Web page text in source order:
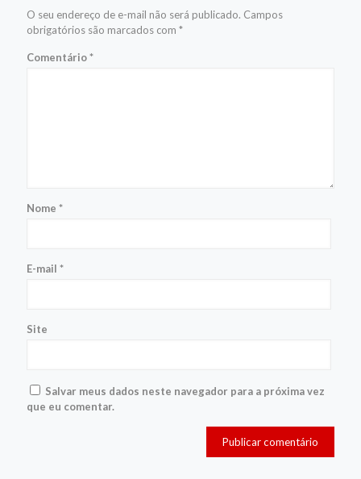
O seu endereço de e-mail não será publicado. Campos
obrigatórios são marcados com *
Comentário*
Nome *
E-mail *
Site
Salvar meus dados neste navegador para a próxima vez
que eu comentar.